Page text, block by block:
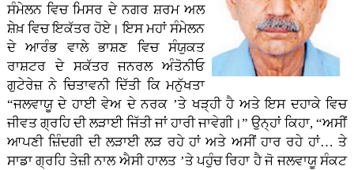
ਸੰਮੇਲਨ ਵਿਚ ਮਿਸਰ ਦੇ ਨਗਰ ਸ਼ਰਮ ਅਲ
ਸ਼ੇਖ਼ ਵਿਚ ਇਕੱਤਰ ਹੋਏ। ਇਸ ਮਹਾਂ ਸੰਮੇਲਨ
ਦੇ ਆਰੰਭ ਵਾਲੇ ਭਾਸ਼ਣ ਵਿਚ ਸੰਯੁਕਤ
ਰਾਸ਼ਟਰ ਦੇ ਸਕੱਤਰ ਜਨਰਲ ਅੰਤੋਨੀਓ
ਗੁਟੇਰੇਜ਼ ਨੇ ਚਿਤਾਵਨੀ ਦਿੱਤੀ ਕਿ ਮਨੁੱਖਤਾ
“ਜਲਵਾਯੂ ਦੇ ਹਾਈ ਵੇਅ ਦੇ ਨਰਕ ’ਤੇ ਖੜ੍ਹੀ ਹੈ ਅਤੇ ਇਸ ਦਹਾਕੇ ਵਿਚ
ਜੀਵਤ ਗ੍ਰਹਿ ਦੀ ਲੜਾਈ ਜਿੱਤੀ ਜਾਂ ਹਾਰੀ ਜਾਵੇਗੀ।” ਉਨ੍ਹਾਂ ਕਿਹਾ, “ਅਸੀਂ
ਆਪਣੀ ਜ਼ਿੰਦਗੀ ਦੀ ਲੜਾਈ ਲੜ ਰਹੇ ਹਾਂ ਅਤੇ ਅਸੀਂ ਹਾਰ ਰਹੇ ਹਾਂ… ਤੇ
ਸਾਡਾ ਗ੍ਰਹਿ ਤੇਜ਼ੀ ਨਾਲ ਐਸੀ ਹਾਲਤ ’ਤੇ ਪਹੁੰਚ ਰਿਹਾ ਹੈ ਜੋ ਜਲਵਾਯੂ ਸੰਕਟ